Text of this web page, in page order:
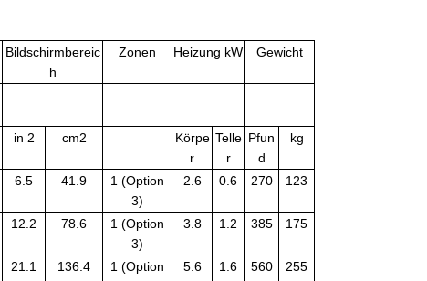
Bildschirmbereic
h
Zonen Heizung kW Gewicht
in 2 cm2
Körpe
r
Telle
r
Pfun
d
kg
6.5 41.9
1 (Option
3)
2.6 0.6 270 123
12.2 78.6
1 (Option
3)
3.8 1.2 385 175
21.1 136.4
1 (Option
5.6 1.6 560 255